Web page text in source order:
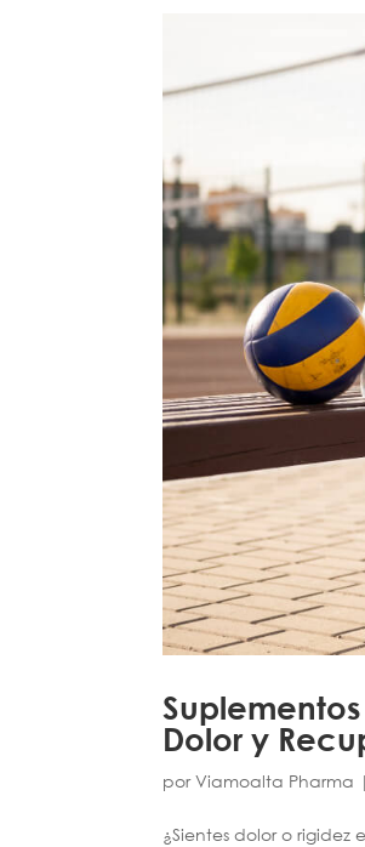
Dolor y
porViamoalta Pharma |
¿Sientes dolor o rigidez